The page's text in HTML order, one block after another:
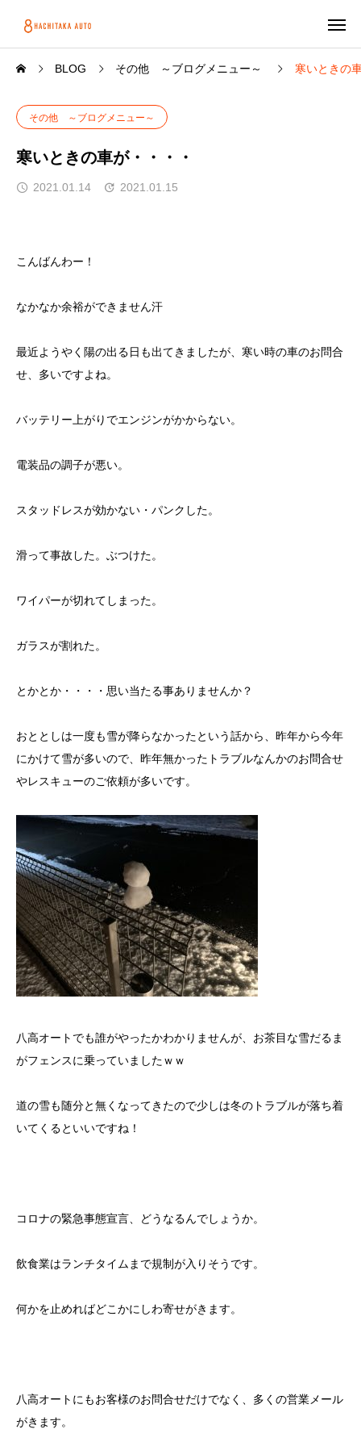
BLOG その他 ～ブログメニュー～ 寒いときの
その他 ～ブログメニュー～
寒いときの車が・・・・
2021.01.14 2021.01.15
こんばんわー！
なかなか余裕ができません汗
最近ようやく陽の出る日も出てきましたが、寒い時の車のお問合
せ、多いですよね。
バッテリー上がりでエンジンがかからない。
電装品の調子が悪い。
スタッドレスが効かない・パンクした。
滑って事故した。ぶつけた。
ワイパーが切れてしまった。
ガラスが割れた。
とかとか・・・・思い当たる事ありませんか？
おととしは一度も雪が降らなかったという話から、昨年から今年
にかけて雪が多いので、昨年無かったトラブルなんかのお問合せ
やレスキューのご依頼が多いです。
八高オートでも誰がやったかわかりませんが、お茶目な雪だるま
がフェンスに乗っていましたｗｗ
道の雪も随分と無くなってきたので少しは冬のトラブルが落ち着
いてくるといいですね！
コロナの緊急事態宣言、どうなるんでしょうか。
飲食業はランチタイムまで規制が入りそうです。
何かを止めればどこかにしわ寄せがきます。
八高オートにもお客様のお問合せだけでなく、多くの営業メール
がきます。